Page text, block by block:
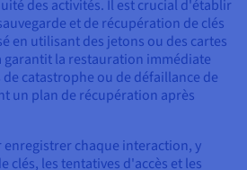
des activités. Il est crucial d'établir
et de récupération de clés
en utilisant des jetons ou des cartes
garantit la restauration immédiate
de catastrophe ou de défaillance de
un plan de récupération après
enregistrer chaque interaction, y
clés, les tentatives d'accès et les